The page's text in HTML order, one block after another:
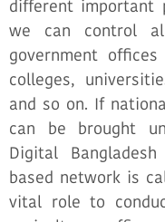
different important
we can control
government
colleges,
and so on. If
can be brought
Digital
based network is
vital role to